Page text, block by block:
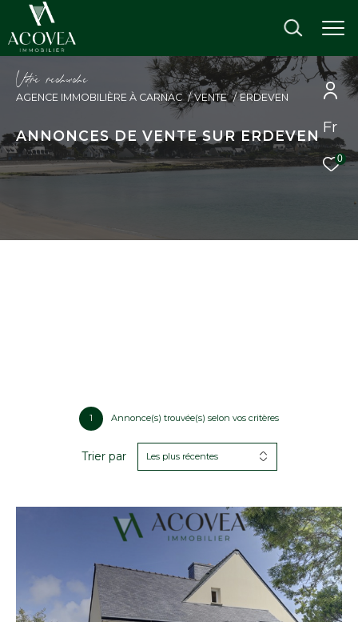
Fr
0
Vore recece
AGENCE IMMOBILIÈRE À CARNAC VENTE ERDEVEN
ANNONCES DE VENTE SUR ERDEVEN
1 Annonce(s) trouvée(s) selon vos critères
Trier par Les plus récentes